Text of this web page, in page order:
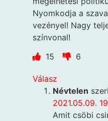
Nyomkodja a
vezényel! Nagy
színvonal!
15
6
Válasz
Névtelen
2021.05.09.
Amit csöbi